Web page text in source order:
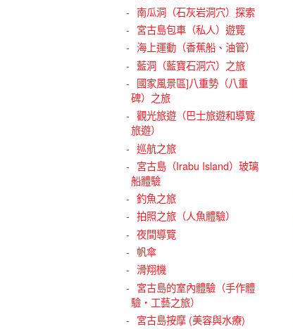
南瓜洞（石灰岩洞穴）探索
宮古島包車（私人）遊覽
海上運動（香蕉船、油管）
藍洞（藍寶石洞穴）之旅
國家風景區]八重勢（八重
碑）之旅
觀光旅遊（巴士旅遊和導覽
旅遊）
巡航之旅
宮古島（Irabu Island）玻璃
船體驗
釣魚之旅
拍照之旅（人魚體驗）
夜間導覽
帆傘
滑翔機
宮古島的室內體驗（手作體
驗・工藝之旅）
宮古島按摩 (美容與水療)